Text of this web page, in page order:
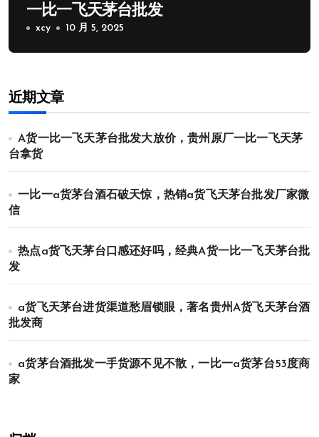
一比一飞天茅台批发
xcy 10 月 5, 2025
近期文章
A货一比一飞天茅台批发大放价，贵州原厂一比一飞天茅
台拿货
一比一a货茅台酒石破天惊，热销a货飞天茅台批发厂家微
信
热点a货飞天茅台口感还好吗，经典A货一比一飞天茅台批
发
a货飞天茅台进货渠道愁眉锁眼，著名贵州A货飞天茅台酒
批发商
a货茅台酒批发一手货源不见不散，一比一a货茅台53度商
家